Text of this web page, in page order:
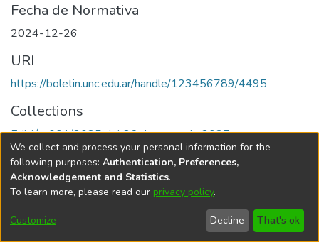
Fecha de Normativa
2024-12-26
URI
https://boletin.unc.edu.ar/handle/123456789/4495
Collections
Edición 001/2025 del 26 de mayo de 2025
Universidad Nacional de Córdoba
We collect and process your personal information for the
following purposes: Authentication, Preferences,
Acknowledgement and Statistics.
To learn more, please read our privacy policy.
Customize Decline That's ok